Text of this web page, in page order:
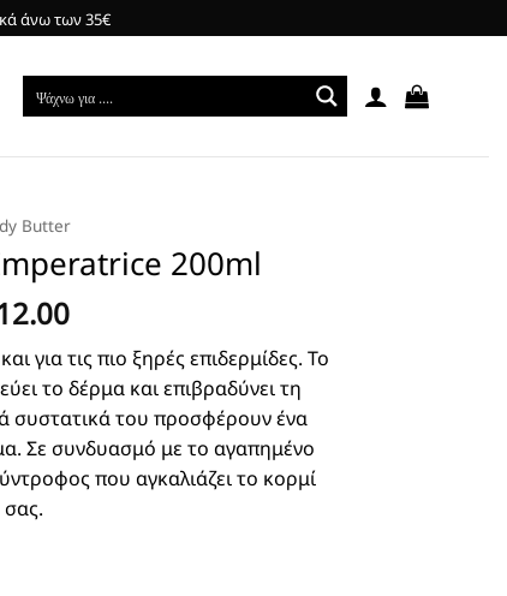
άνω των 35€
Butter
200ml
για τις πιο ξηρές επιδερμίδες. Το
το δέρμα και επιβραδύνει τη
συστατικά του προσφέρουν ένα
Σε συνδυασμό με το αγαπημένο
που αγκαλιάζει το κορμί
σας.